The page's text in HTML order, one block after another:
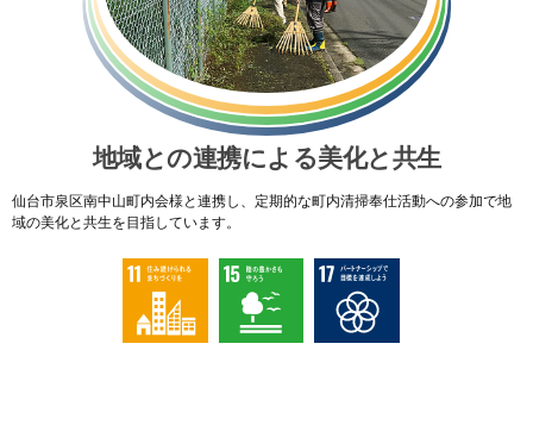
地域との連携による美化と共生
仙台市泉区南中山町内会様と連携し、定期的な町内清掃奉仕活動への参加で地
域の美化と共生を目指しています。